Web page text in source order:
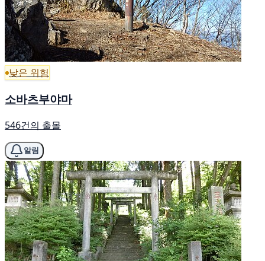
낮은 위험
소바츠부야마
546건의 출몰
알림